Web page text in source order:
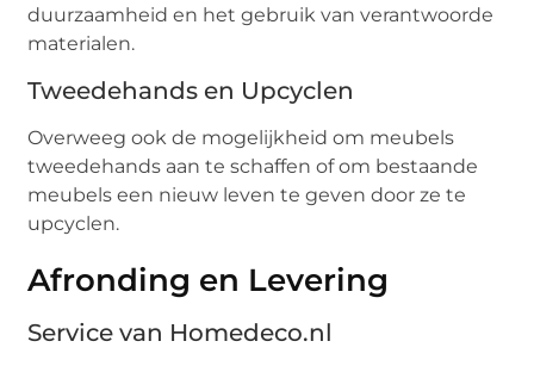
duurzaamheid en het gebruik van verantwoorde
materialen.
Tweedehands en Upcyclen
Overweeg ook de mogelijkheid om meubels
tweedehands aan te schaffen of om bestaande
meubels een nieuw leven te geven door ze te
upcyclen.
Afronding en Levering
Service van Homedeco.nl